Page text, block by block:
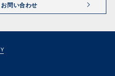
問い合わせ